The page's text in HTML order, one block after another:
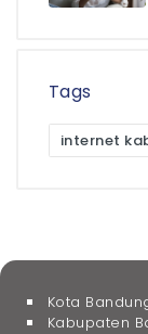
Tags
internet
Kota
Kabupaten